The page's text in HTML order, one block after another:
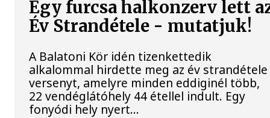
Egy furcsa halkonzerv lett
Év Strandétele - mutatjuk!
A Balatoni Kör idén tizenkettedik
alkalommal hirdette meg az év strandétele
versenyt, amelyre minden eddiginél több,
22 vendéglátóhely 44 étellel indult. Egy
fonyódi hely nyert...